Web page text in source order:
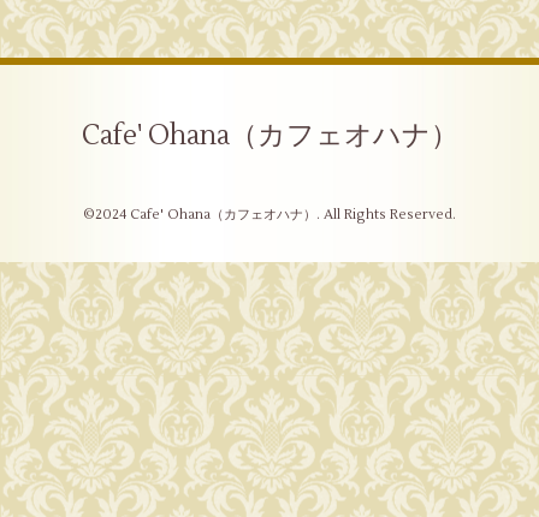
Cafe' Ohana（カフェオハナ）
©2024 Cafe' Ohana（カフェオハナ） . All Rights Reserved.